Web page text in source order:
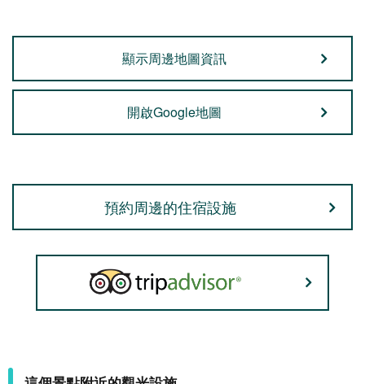
顯示周邊地圖資訊
開啟Google地圖
預約周邊的住宿設施